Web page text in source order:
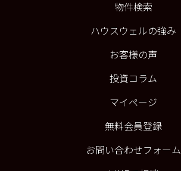
物件検索
ハウスウェルの強み
お客様の声
投資コラム
マイページ
無料会員登録
お問い合わせフォーム